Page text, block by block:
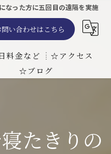
なった方に五回目の遠隔を実施
問い合わせはこちら
料金など ☆アクセス
☆ブログ
たきりの